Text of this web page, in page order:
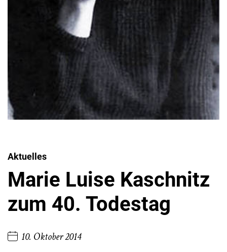
Aktuelles
Marie Luise Kaschnitz
zum 40. Todestag
10. Oktober 2014